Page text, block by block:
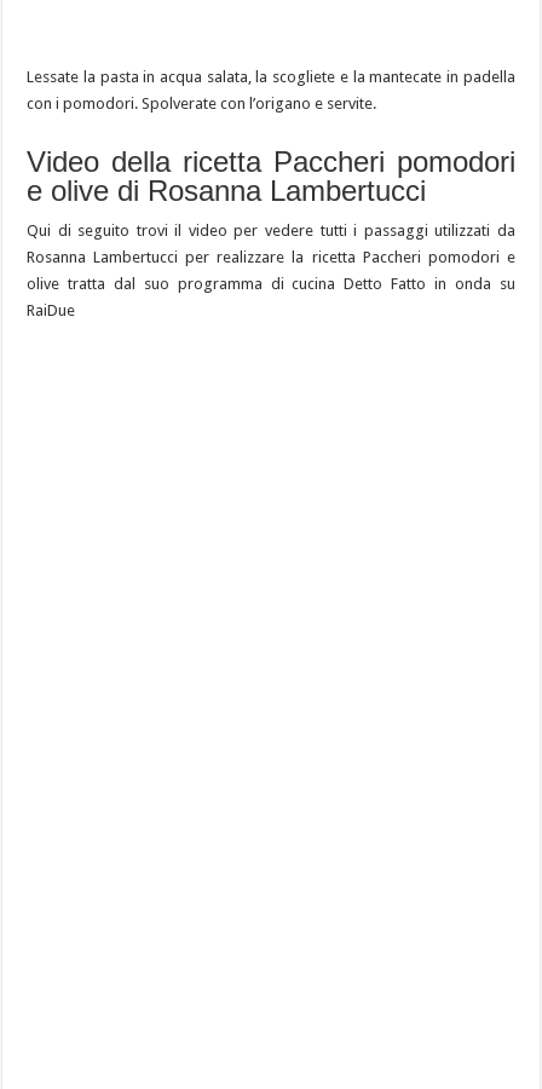
Lessate la pasta in acqua salata, la scogliete e la mantecate in padella
con i pomodori. Spolverate con l’origano e servite.
Video della ricetta Paccheri pomodori
e olive di Rosanna Lambertucci
Qui di seguito trovi il video per vedere tutti i passaggi utilizzati da
Rosanna Lambertucci per realizzare la ricetta Paccheri pomodori e
olive tratta dal suo programma di cucina Detto Fatto in onda su
RaiDue